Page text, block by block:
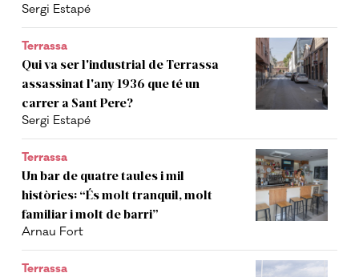
Sergi Estapé
Terrassa
Qui va ser l'industrial de Terrassa
assassinat l'any 1936 que té un
carrer a Sant Pere?
Sergi Estapé
Terrassa
Un bar de quatre taules i mil
històries: “És molt tranquil, molt
familiar i molt de barri”
Arnau Fort
Terrassa